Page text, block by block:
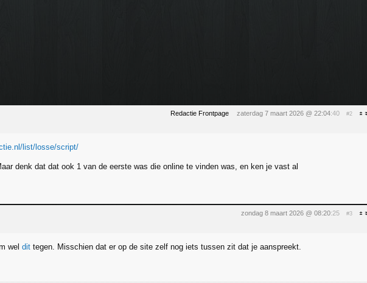
Redactie Frontpage zaterdag 7 maart 2026 @ 22:04:40 #2
list/losse/script/
denk dat dat ook 1 van de eerste was die online te vinden was, en ken je vast al
zondag 8 maart 2026 @ 08:20:25 #3
wel dit tegen. Misschien dat er op de site zelf nog iets tussen zit dat je aanspreekt.